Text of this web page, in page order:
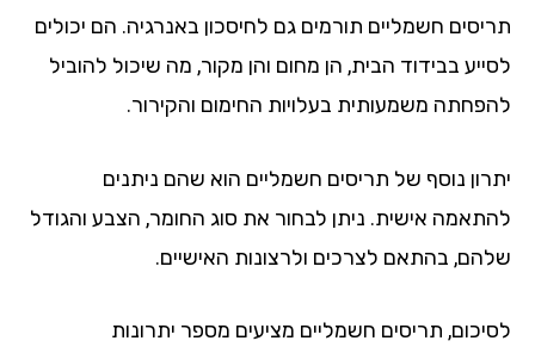
חשמליים תורמים גם לחיסכון באנרגיה. הם יכולים
בבידוד הבית, הן מחום והן מקור, מה שיכול להוביל
משמעותית בעלויות החימום והקירור.
נוסף של תריסים חשמליים הוא שהם ניתנים
אישית. ניתן לבחור את סוג החומר, הצבע והגודל
בהתאם לצרכים ולרצונות האישיים.
תריסים חשמליים מציעים מספר יתרונות